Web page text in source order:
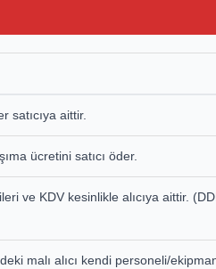
satıcıya aittir.
ücretini satıcı öder.
ve KDV kesinlikle alıcıya aittir.
malı alıcı kendi personeli/